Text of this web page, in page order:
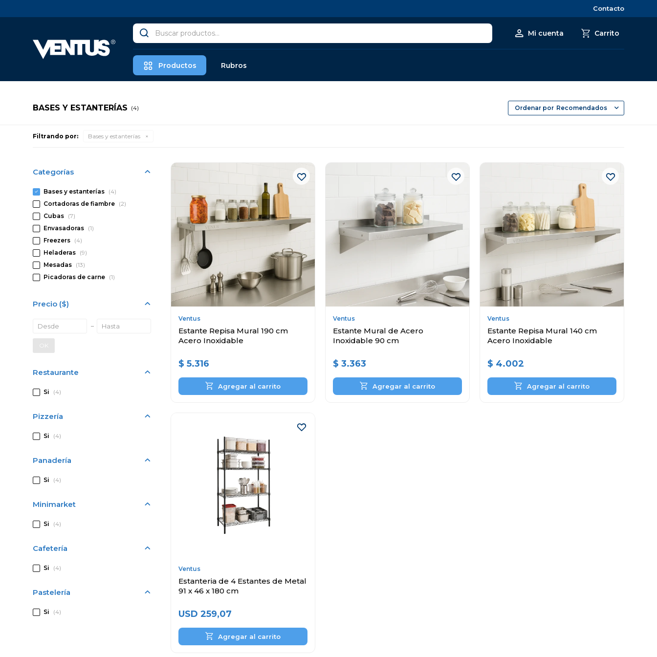
Productos Rubros
Contacto
BASES Y ESTANTERÍAS (4) Recomendados
Filtrando por: Bases y estanterías
Ventus
Estante Repisa Mural 190 cm
Acero Inoxidable
$ 5.316
Ventus
Estante Mural de Acero
Inoxidable 90 cm
$ 3.363
Ventus
Estante Repisa Mural 140 cm
Acero Inoxidable
$ 4.002
Ventus
Estanteria de 4 Estantes de Metal
91 x 46 x 180 cm
USD 259,07
Categorías
Bases y estanterías (4)
Cortadoras de fiambre (2)
Cubas (7)
Envasadoras (1)
Freezers (4)
Heladeras (9)
Mesadas (13)
Picadoras de carne (1)
Precio ($)
OK
Restaurante
Si (4)
Pizzería
Si (4)
Panadería
Si (4)
Minimarket
Si (4)
Cafetería
Si (4)
Pastelería
Si (4)